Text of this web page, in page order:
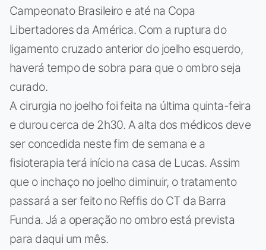
Campeonato Brasileiro e até na Copa
Libertadores da América. Com a ruptura do
ligamento cruzado anterior do joelho esquerdo,
haverá tempo de sobra para que o ombro seja
curado.
A cirurgia no joelho foi feita na última quinta-feira
e durou cerca de 2h30. A alta dos médicos deve
ser concedida neste fim de semana e a
fisioterapia terá início na casa de Lucas. Assim
que o inchaço no joelho diminuir, o tratamento
passará a ser feito no Reffis do CT da Barra
Funda. Já a operação no ombro está prevista
para daqui um mês.